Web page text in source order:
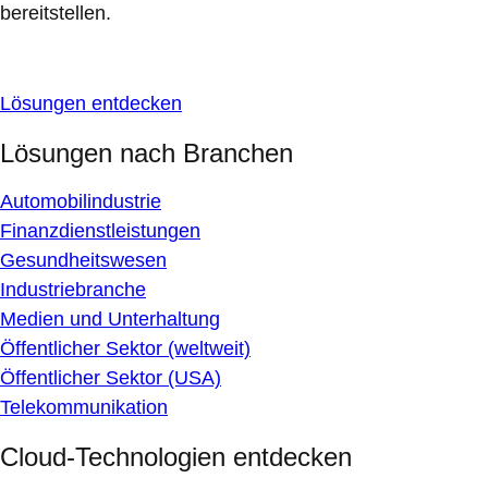
bereitstellen.
Lösungen entdecken
Lösungen nach Branchen
Automobilindustrie
Finanzdienstleistungen
Gesundheitswesen
Industriebranche
Medien und Unterhaltung
Öffentlicher Sektor (weltweit)
Öffentlicher Sektor (USA)
Telekommunikation
Cloud-Technologien entdecken